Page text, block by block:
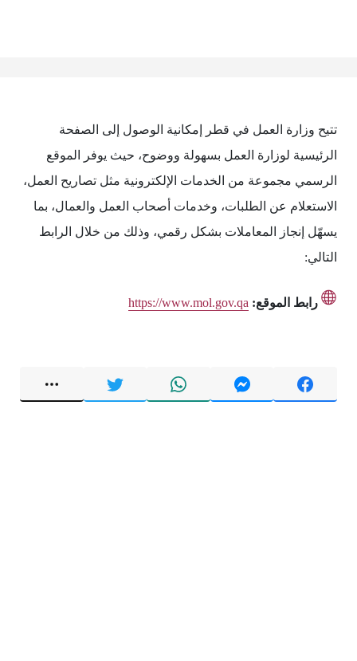
تتيح وزارة العمل في قطر إمكانية الوصول إلى الصفحة
الرئيسية لوزارة العمل بسهولة ووضوح، حيث يوفر الموقع
الرسمي مجموعة من الخدمات الإلكترونية مثل تصاريح العمل،
الاستعلام عن الطلبات، وخدمات أصحاب العمل والعمال، بما
يسهّل إنجاز المعاملات بشكل رقمي، وذلك من خلال الرابط
التالي:
رابط الموقع: https://www.mol.gov.qa